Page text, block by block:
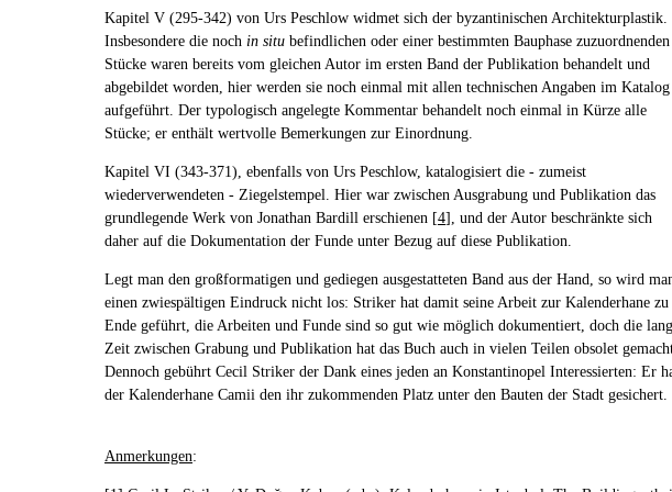
Kapitel V (295-342) von Urs Peschlow widmet sich der byzantinischen Architekturplastik.
Insbesondere die noch in situ befindlichen oder einer bestimmten Bauphase zuzuordnenden
Stücke waren bereits vom gleichen Autor im ersten Band der Publikation behandelt und
abgebildet worden, hier werden sie noch einmal mit allen technischen Angaben im Katalog
aufgeführt. Der typologisch angelegte Kommentar behandelt noch einmal in Kürze alle
Stücke; er enthält wertvolle Bemerkungen zur Einordnung.
Kapitel VI (343-371), ebenfalls von Urs Peschlow, katalogisiert die - zumeist
wiederverwendeten - Ziegelstempel. Hier war zwischen Ausgrabung und Publikation das
grundlegende Werk von Jonathan Bardill erschienen [4], und der Autor beschränkte sich
daher auf die Dokumentation der Funde unter Bezug auf diese Publikation.
Legt man den großformatigen und gediegen ausgestatteten Band aus der Hand, so wird
einen zwiespältigen Eindruck nicht los: Striker hat damit seine Arbeit zur Kalenderhane zu
Ende geführt, die Arbeiten und Funde sind so gut wie möglich dokumentiert, doch die
Zeit zwischen Grabung und Publikation hat das Buch auch in vielen Teilen obsolet
Dennoch gebührt Cecil Striker der Dank eines jeden an Konstantinopel Interessierten: Er
der Kalenderhane Camii den ihr zukommenden Platz unter den Bauten der Stadt gesichert.
Anmerkungen: